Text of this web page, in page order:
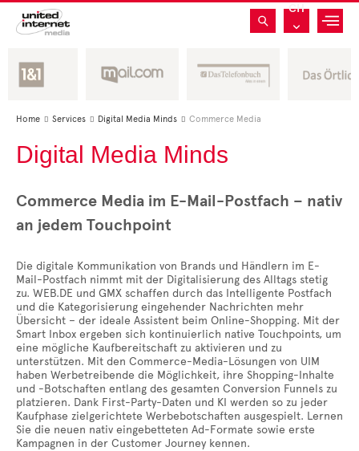
CH
Home  Services  Digital Media Minds  Commerce Media
Digital Media Minds
Commerce Media im E-Mail-Postfach – nativ
an jedem Touchpoint
Die digitale Kommunikation von Brands und Händlern im E-
Mail-Postfach nimmt mit der Digitalisierung des Alltags stetig
zu. WEB.DE und GMX schaffen durch das Intelligente Postfach
und die Kategorisierung eingehender Nachrichten mehr
Übersicht – der ideale Assistent beim Online-Shopping. Mit der
Smart Inbox ergeben sich kontinuierlich native Touchpoints, um
eine mögliche Kaufbereitschaft zu aktivieren und zu
unterstützen. Mit den Commerce-Media-Lösungen von UIM
haben Werbetreibende die Möglichkeit, ihre Shopping-Inhalte
und -Botschaften entlang des gesamten Conversion Funnels zu
platzieren. Dank First-Party-Daten und KI werden so zu jeder
Kaufphase zielgerichtete Werbebotschaften ausgespielt. Lernen
Sie die neuen nativ eingebetteten Ad-Formate sowie erste
Kampagnen in der Customer Journey kennen.